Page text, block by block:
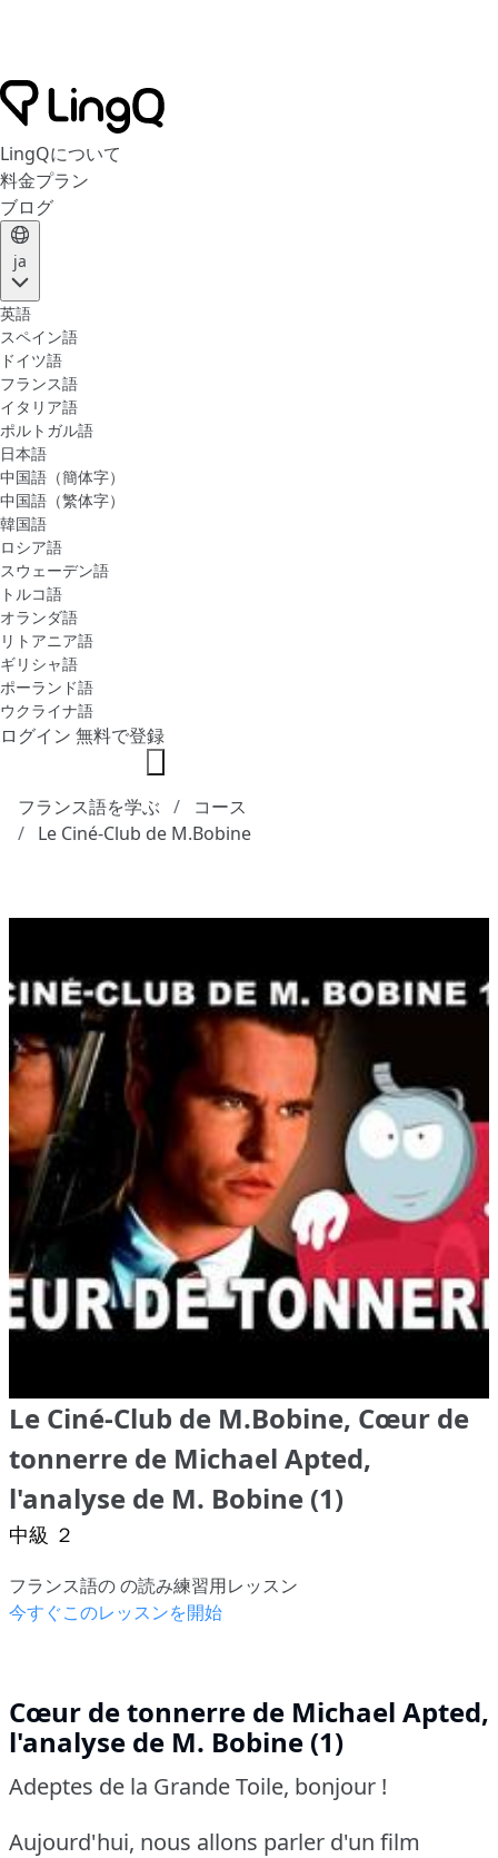
LingQについて
料金プラン
ブログ
ja
英語
スペイン語
ドイツ語
フランス語
イタリア語
ポルトガル語
日本語
中国語（簡体字）
中国語（繁体字）
韓国語
ロシア語
スウェーデン語
トルコ語
オランダ語
リトアニア語
ギリシャ語
ポーランド語
ウクライナ語
ログイン 無料で登録
フランス語を学ぶ
コース
Le Ciné-Club de M.Bobine
Le Ciné-Club de M.Bobine, Cœur de
tonnerre de Michael Apted,
l'analyse de M. Bobine (1)
中級 ２
フランス語の の読み練習用レッスン
今すぐこのレッスンを開始
Cœur de tonnerre de Michael Apted,
l'analyse de M. Bobine (1)
Adeptes de la Grande Toile, bonjour !
Aujourd'hui, nous allons parler d'un film